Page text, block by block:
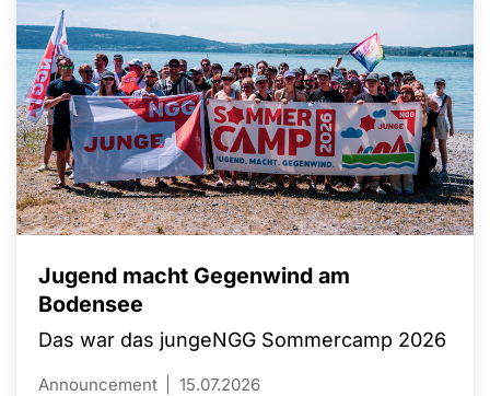
Jugend macht Gegenwind am
Bodensee
Das war das jungeNGG Sommercamp 2026
Announcement 15.07.2026